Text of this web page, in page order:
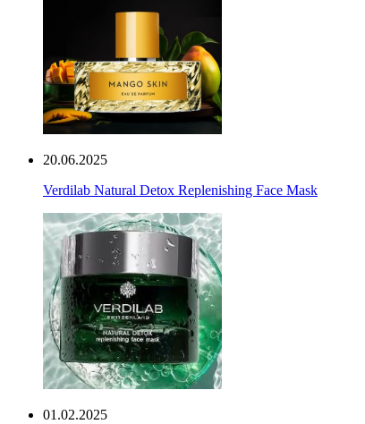
20.06.2025
Verdilab Natural Detox Replenishing Face Mask
01.02.2025